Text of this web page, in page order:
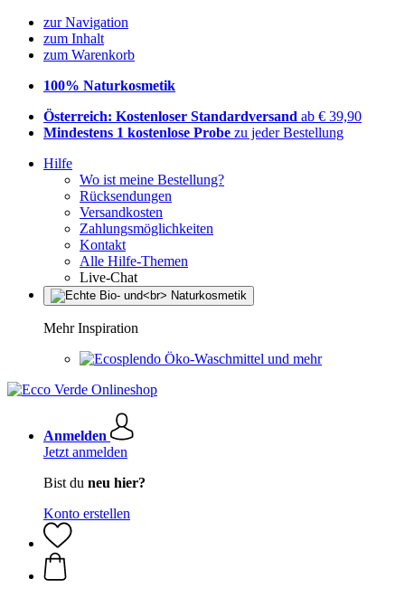
zur Navigation
zum Inhalt
zum Warenkorb
100% Naturkosmetik
Österreich: Kostenloser Standardversand ab € 39,90
Mindestens 1 kostenlose Probe zu jeder Bestellung
Hilfe
Wo ist meine Bestellung?
Rücksendungen
Versandkosten
Zahlungsmöglichkeiten
Kontakt
Alle Hilfe-Themen
Live-Chat
Mehr Inspiration
Öko-Waschmittel und mehr
Anmelden
Jetzt anmelden
Bist du neu hier?
Konto erstellen